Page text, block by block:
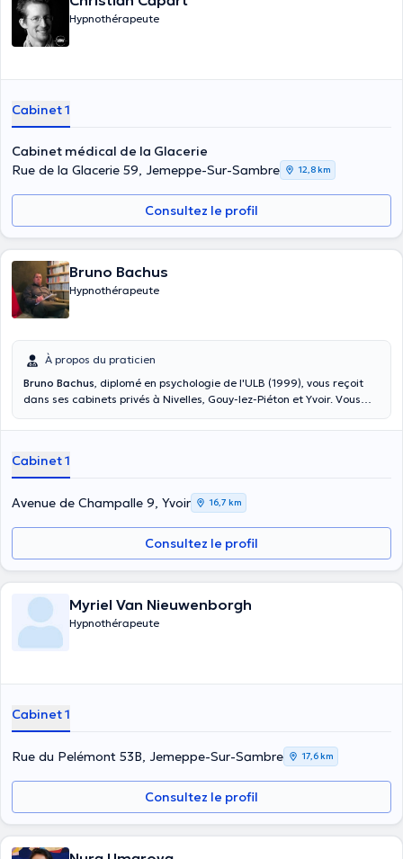
Hypnothérapeute
Cabinet 1
Cabinet médical de la Glacerie
Rue de la Glacerie 59, Jemeppe-Sur-Sambre
12,8 km
Consultez le profil
Bruno Bachus
Hypnothérapeute
À propos du praticien
Bruno Bachus, diplomé en psychologie de l'ULB (1999), vous reçoit
dans ses cabinets privés à Nivelles, Gouy-lez-Piéton et Yvoir. Vous
d'expertises sont : Stress post-traumatique, angoisses, dépression,
comportement, troubles somatiques liés à l'état émotionnel(asthme,
psoriasis...), douleurs chroniques, burn out, nervosité, impulsivité,
troubles de la concentration, deuil, confiance en soi/ estime de soi,
dépendances (tabac, alcool, drogues, médicaments). Les honoraires
sont de 50 euros par consultation (remboursement mutuelle de 10 à
20 euros selon la mutuelle).
Cabinet 1
Avenue de Champalle 9, Yvoir 16,7 km
Consultez le profil
Myriel Van Nieuwenborgh
Hypnothérapeute
Cabinet 1
Rue du Pelémont 53B, Jemeppe-Sur-Sambre 17,6 km
Consultez le profil